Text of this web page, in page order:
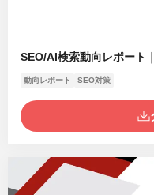
SEO/AI検索動向レポート
動向レポート SEO対策